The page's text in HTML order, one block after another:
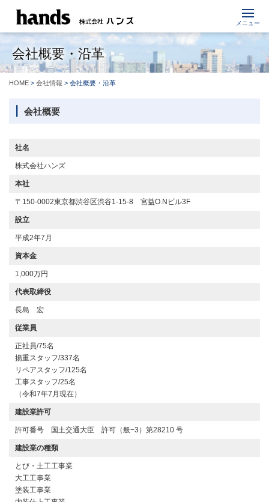
メニュー
会社概要・沿革
HOME > 会社情報 > 会社概要・沿革
会社概要
社名
株式会社ハンズ
本社
〒150-0002 東京都渋谷区渋谷1-15-8 宮益O.Nビル3F
設立
平成2年7月
資本金
1,000万円
代表取締役
長島 宏
従業員
正社員/75名
揚重スタッフ/337名
リペアスタッフ/125名
工事スタッフ/25名
（令和7年7月現在）
建設業許可
許可番号 国土交通大臣 許可（般−3）第28210 号
建設業の種類
とび・土工工事業
大工工事業
塗装工事業